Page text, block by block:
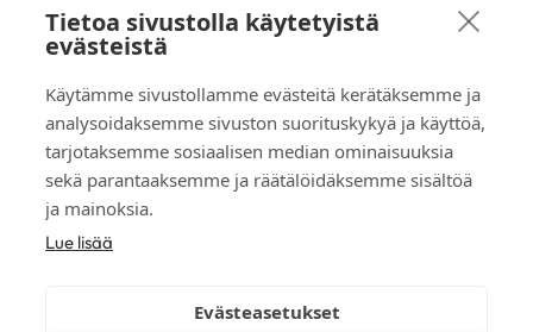
0422
F
a
c
e
b
o
o
k
I
n
s
t
a
g
r
a
m
L
i
n
k
e
d
i
n
Katso myös:
markkina.net
Tietoa sivustolla käytetyistä
evästeistä
Käytämme sivustollamme evästeitä kerätäksemme ja
analysoidaksemme sivuston suorituskykyä ja käyttöä,
tarjotaksemme sosiaalisen median ominaisuuksia
sekä parantaaksemme ja räätälöidäksemme sisältöä
ja mainoksia.
Lue lisää
Evästeasetukset